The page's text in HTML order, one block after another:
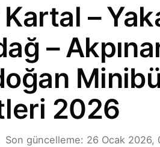
–
–
2026
Son güncelleme: 26 Ocak 2026,